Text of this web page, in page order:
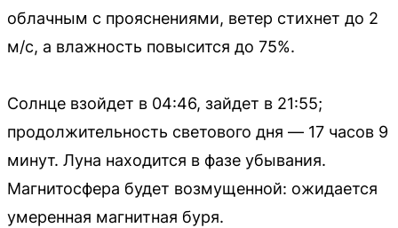
облачным с прояснениями, ветер стихнет до 2
м/с, а влажность повысится до 75%.
Солнце взойдет в 04:46, зайдет в 21:55;
продолжительность светового дня — 17 часов 9
минут. Луна находится в фазе убывания.
Магнитосфера будет возмущенной: ожидается
умеренная магнитная буря.